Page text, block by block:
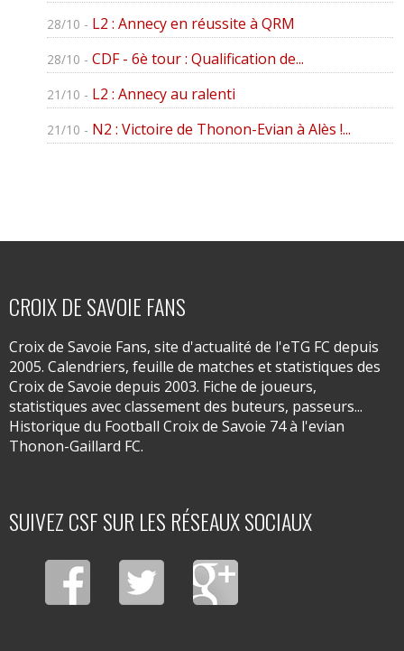
28/10 - L2 : Annecy en réussite à QRM
28/10 - CDF - 6è tour : Qualification de...
21/10 - L2 : Annecy au ralenti
21/10 - N2 : Victoire de Thonon-Evian à Alès !...
CROIX DE SAVOIE FANS
Croix de Savoie Fans, site d'actualité de l'eTG FC depuis
2005. Calendriers, feuille de matches et statistiques des
Croix de Savoie depuis 2003. Fiche de joueurs,
statistiques avec classement des buteurs, passeurs...
Historique du Football Croix de Savoie 74 à l'evian
Thonon-Gaillard FC.
SUIVEZ CSF SUR LES RÉSEAUX SOCIAUX